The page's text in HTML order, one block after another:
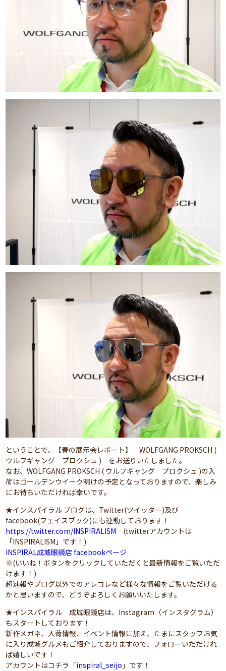
ということで、【春の展示会レポート】 WOLFGANG PROKSCH (
ウルフギャング プロクシュ ) をお送りいたしました。
なお、WOLFGANG PROKSCH ( ウルフギャング プロクシュ )の入
荷はゴールデンウイーク明けの予定となっておりますので、楽しみ
にお待ちいただければ幸いです。
★インスパイラル ブログは、Twitter(ツイッター)及び
facebook(フェイスブック)にも連動しております！
https://twitter.com/INSPIRALISM (twitterアカウントは
「INSPIRALISM」です！)
INSPIRAL成城眼鏡店 facebookページ
※(いいね！ボタンをクリックしていただくと最新情報をご覧いただ
けます！)
超速報やブログ以外でのアレコレなど様々な情報をご覧いただける
かと思いますので、どうぞよろしくお願いいたします。
★インスパイラル 成城眼鏡店は、Instagram（インスタグラム）
もスタートしております！
新作メガネ、入荷情報、イベント情報に加え、たまにスタッフお気
に入り成城グルメもご紹介しておりますので、フォローいただけれ
ば嬉しいです！
アカウントはコチラ「inspiral_seijo 」です！